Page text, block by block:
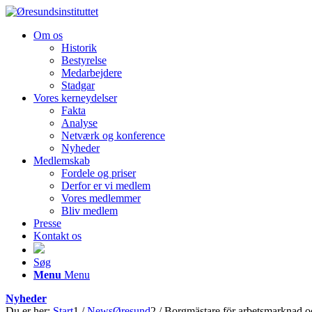
Om os
Historik
Bestyrelse
Medarbejdere
Stadgar
Vores kerneydelser
Fakta
Analyse
Netværk og konference
Nyheder
Medlemskab
Fordele og priser
Derfor er vi medlem
Vores medlemmer
Bliv medlem
Presse
Kontakt os
Søg
Menu Menu
Nyheder